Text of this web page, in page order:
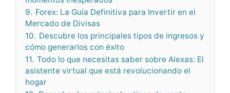
9. Forex: La Guía Definitiva para Invertir en el
Mercado de Divisas
10. Descubre los principales tipos de ingresos y
cómo generarlos con éxito
11. Todo lo que necesitas saber sobre Alexas: El
asistente virtual que está revolucionando el
hogar